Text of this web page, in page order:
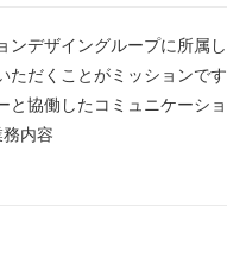
ンデザイングループに所属
ただくことがミッションで
と協働したコミュニケーシ
内容